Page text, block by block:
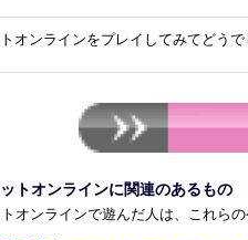
オンラインをプレイしてみてどうで
トオンラインに関連のあるもの
オンラインで遊んだ人は、これら